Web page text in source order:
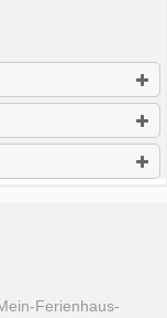
Ferienhaus-